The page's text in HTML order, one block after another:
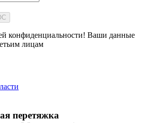
конфиденциальности! Ваши данные
лицам
перетяжка